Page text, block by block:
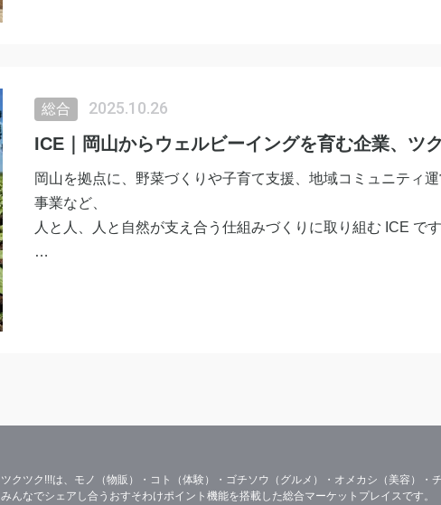
総合 2025.10.26
ICE｜岡山からウェルビーイングを育む企業、ツ
岡山を拠点に、野菜づくりや子育て支援、地域コミュニティ
事業など、
人と人、人と自然が支え合う仕組みづくりに取り組む ICE です
ツクツク!!!は、モノ（物販）・コト（体験）・ゴチソウ（グルメ）・オメカシ（美容）・
みんなでシェアし合うおすそわけポイント機能を搭載した総合マーケットプレイスです。